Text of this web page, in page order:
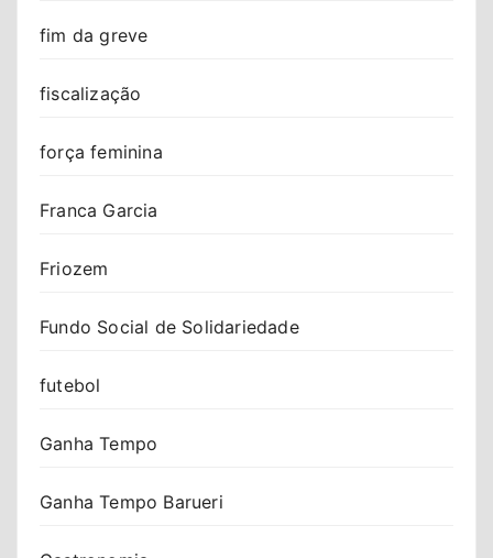
fim da greve
fiscalização
força feminina
Franca Garcia
Friozem
Fundo Social de Solidariedade
futebol
Ganha Tempo
Ganha Tempo Barueri